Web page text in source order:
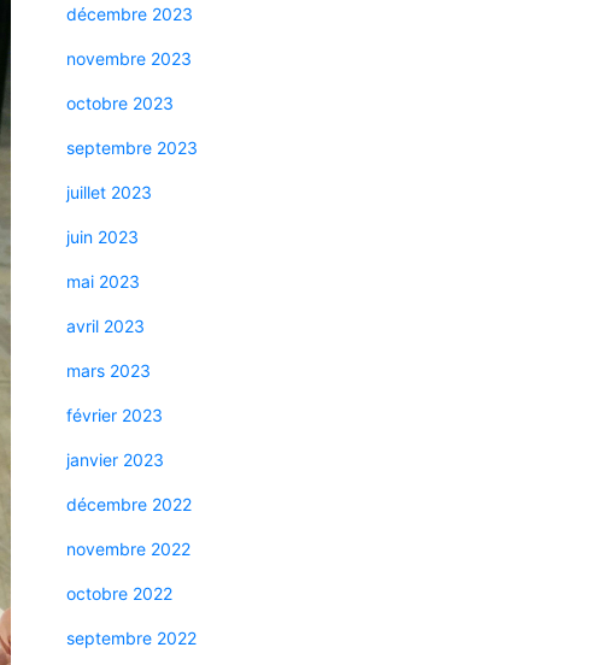
décembre 2023
novembre 2023
octobre 2023
septembre 2023
juillet 2023
juin 2023
mai 2023
avril 2023
mars 2023
février 2023
janvier 2023
décembre 2022
novembre 2022
octobre 2022
septembre 2022